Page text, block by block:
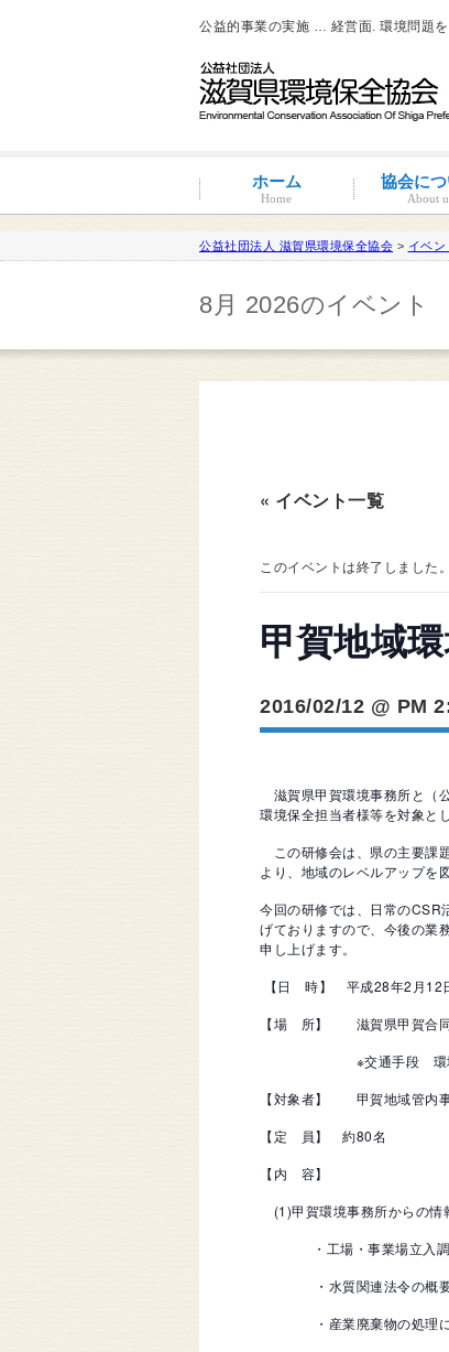
公益的事業の実施 … 経営面. 環境問題
ホーム
Home
協会に
About
概要と沿革
組織図・役員紹介
情報公開
コンプライアンス
コンプライアンス支援
地域連携事業
環境負荷低減活動支援
環境経営の支援
事業サポート
水処理分科会
派遣事業
水質
大気
土壌汚染
産業廃棄物
騒音・振動・悪臭防止
省エネルギー
ISO14001
その他
滋賀県条例関係
有機物分解装置
自動手洗い乾燥装置
新クリラック処理
会員一覧
入会案内
会員の特典
公益社団法人 滋賀県環境保全協会 > イベン
8月 2026のイベント
« イベント一覧
このイベントは終了しました。
甲賀地域
2016/02/12 @ PM
滋賀県甲賀環境事務所と（
環境保全担当者様等を対象と
この研修会は、県の主要課
より、地域のレベルアップを
今回の研修では、日常のCSR
げておりますので、今後の業
申し上げます。
【日 時】 平成28年2月12
【場 所】 滋賀県甲賀合
※交通手段 環境配慮の
【対象者】 甲賀地域管内
【定 員】 約80名
【内 容】
(1)甲賀環境事務所か
・工場・事業場立入調
・水質関連法令の概要
・産業廃棄物の処理に